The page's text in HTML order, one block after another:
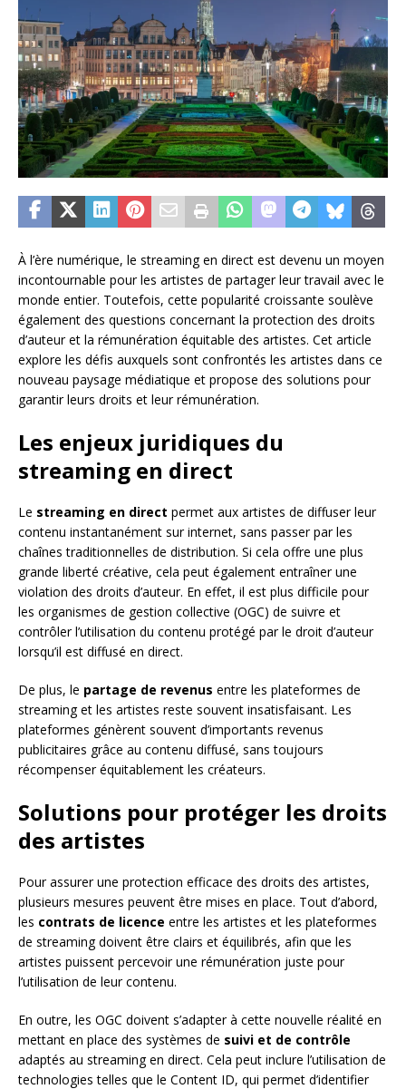
À l’ère numérique, le streaming en direct est devenu un moyen
incontournable pour les artistes de partager leur travail avec le
monde entier. Toutefois, cette popularité croissante soulève
également des questions concernant la protection des droits
d’auteur et la rémunération équitable des artistes. Cet article
explore les défis auxquels sont confrontés les artistes dans ce
nouveau paysage médiatique et propose des solutions pour
garantir leurs droits et leur rémunération.
Les enjeux juridiques du
streaming en direct
Le streaming en direct permet aux artistes de diffuser leur
contenu instantanément sur internet, sans passer par les
chaînes traditionnelles de distribution. Si cela offre une plus
grande liberté créative, cela peut également entraîner une
violation des droits d’auteur. En effet, il est plus difficile pour
les organismes de gestion collective (OGC) de suivre et
contrôler l’utilisation du contenu protégé par le droit d’auteur
lorsqu’il est diffusé en direct.
De plus, le partage de revenus entre les plateformes de
streaming et les artistes reste souvent insatisfaisant. Les
plateformes génèrent souvent d’importants revenus
publicitaires grâce au contenu diffusé, sans toujours
récompenser équitablement les créateurs.
Solutions pour protéger les droits
des artistes
Pour assurer une protection efficace des droits des artistes,
plusieurs mesures peuvent être mises en place. Tout d’abord,
les contrats de licence entre les artistes et les plateformes
de streaming doivent être clairs et équilibrés, afin que les
artistes puissent percevoir une rémunération juste pour
l’utilisation de leur contenu.
En outre, les OGC doivent s’adapter à cette nouvelle réalité en
mettant en place des systèmes de suivi et de contrôle
adaptés au streaming en direct. Cela peut inclure l’utilisation de
technologies telles que le Content ID, qui permet d’identifier